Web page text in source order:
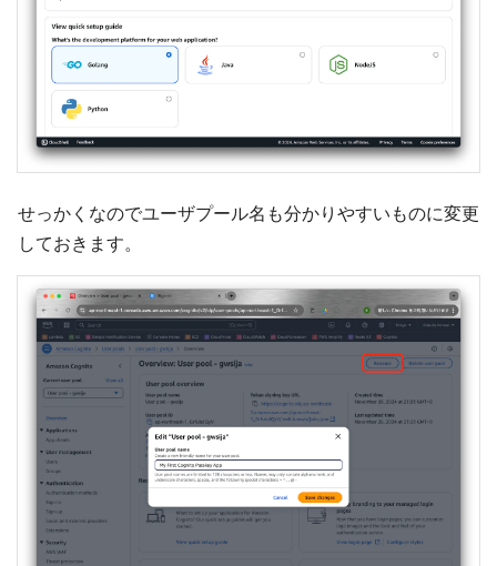
せっかくなのでユーザプール名も分かりやすいものに変更
しておきます。